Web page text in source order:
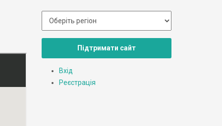
Підтримати сайт
Вхід
Реєстрація